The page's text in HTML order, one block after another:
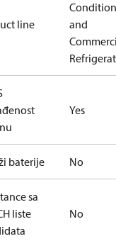
line
and
Yes
baterije No
sa
liste
No